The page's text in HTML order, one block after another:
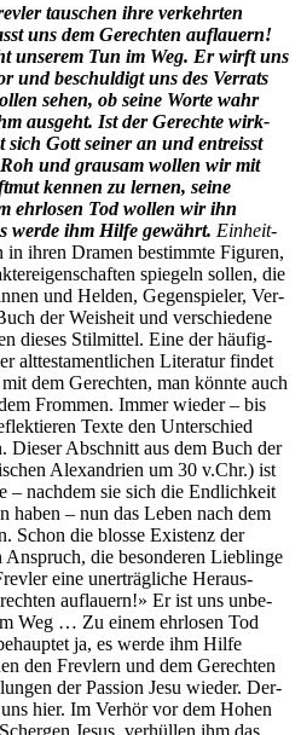
tauschen ihre verkehrten
uns dem Gerecht­en auflauern!
unserem Tun im Weg. Er wirft uns
und beschuldigt uns des Ver­rats
sehen, ob seine Worte wahr
aus­ge­ht. Ist der Gerechte wirk­
Gott sein­er an und entreisst
und grausam wollen wir mit
ken­nen zu ler­nen, seine
ehrlosen Tod wollen wir ihn
werde ihm Hil­fe gewährt. Ein­heit­
in ihren Dra­men bes­timmte Fig­uren,
spiegeln sollen, die
und Helden, Gegen­spiel­er, Ver­
der Weisheit und ver­schiedene
dieses Stilmit­tel. Eine der häu­fig­
alttes­ta­mentlichen Lit­er­atur find­et
dem Gerecht­en, man kön­nte auch
From­men. Immer wieder – bis
Texte den Unter­schied
Dieser Abschnitt aus dem Buch der
Alexan­drien um 30 v.Chr.) ist
– nach­dem sie sich die Endlichkeit
haben – nun das Leben nach dem
Schon die blosse Exis­tenz der
Anspruch, die beson­deren Lieblinge
eine unerträgliche Her­aus­
auflauern!» Er ist uns unbe­
Weg … Zu einem ehrlosen Tod
ja, es werde ihm Hil­fe
den Frevlern und dem Gerecht­en
der Pas­sion Jesu wieder. Der­
hier. Im Ver­hör vor dem Hohen
Jesus, ver­hüllen ihm das